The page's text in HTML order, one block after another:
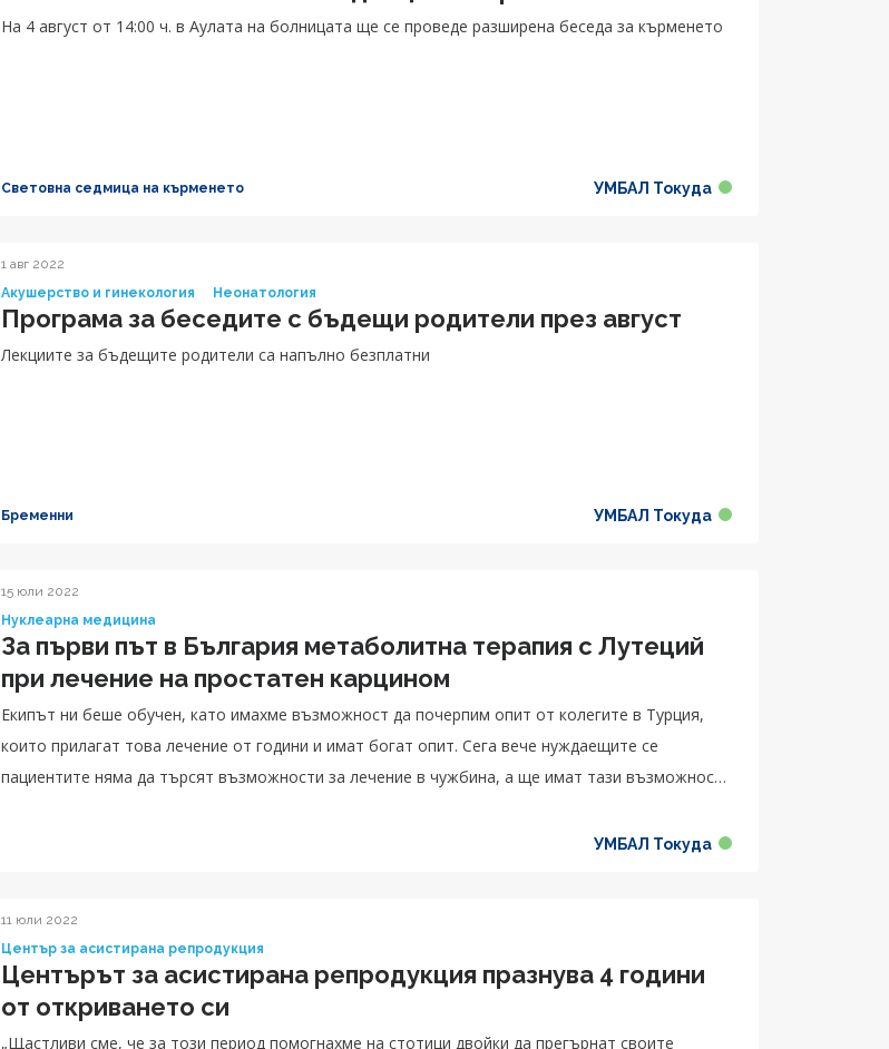
На 4 август от 14:00 ч. в Аулата на болницата ще се проведе разширена беседа за кърменето
Световна седмица на кърменето УМБАЛ Токуда
1 авг 2022
Акушерство и гинекология
Неонатология
Програма за беседите с бъдещи родители през август
Лекциите за бъдещите родители са напълно безплатни
Бременни УМБАЛ Токуда
15 юли 2022
Нуклеарна медицина
За първи път в България метаболитна терапия с Лутеций
при лечение на простатен карцином
Екипът ни беше обучен, като имахме възможност да почерпим опит от колегите в Турция,
които прилагат това лечение от години и имат богат опит. Сега вече нуждаещите се
пациентите няма да търсят възможности за лечение в чужбина, а ще имат тази възможност
специалисти както във всички водещи центрове по нуклеарна медицина по светаУМБАЛ Токуда
11 юли 2022
Център за асистирана репродукция
Центърът за асистирана репродукция празнува 4 години
от откриването си
„Щастливи сме, че за този период помогнахме на стотици двойки да прегърнат своите